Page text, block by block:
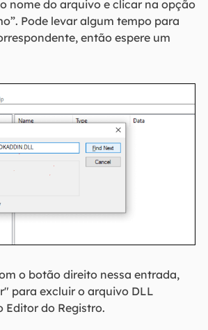
nome do arquivo e clicar na opção
Pode levar algum tempo para
então espere um
o botão direito nessa entrada,
para excluir o arquivo DLL
Editor do Registro.